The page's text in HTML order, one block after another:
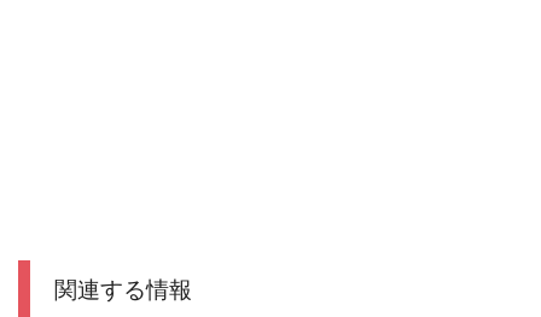
関連する情報